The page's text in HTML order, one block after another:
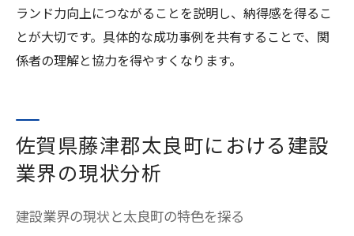
ランド力向上につながることを説明し、納得感を得るこ
とが大切です。具体的な成功事例を共有することで、関
係者の理解と協力を得やすくなります。
佐賀県藤津郡太良町における建設
業界の現状分析
建設業界の現状と太良町の特色を探る